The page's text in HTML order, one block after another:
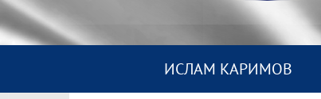
ИСЛАМ КАРИМОВ